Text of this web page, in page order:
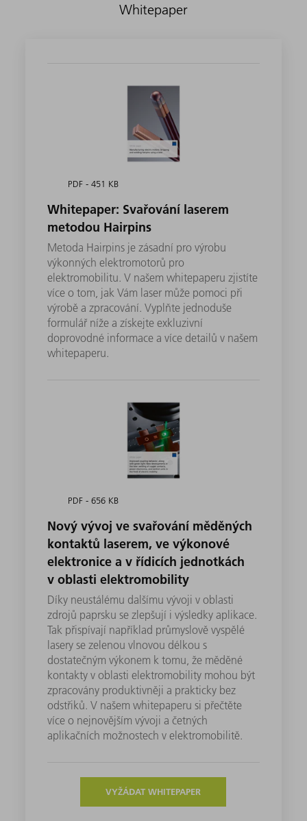
Whitepaper
PDF - 451 KB
Whitepaper: Svařování laserem
metodou Hairpins
Metoda Hairpins je zásadní pro výrobu
výkonných elektromotorů pro
elektromobilitu. V našem whitepaperu zjistíte
více o tom, jak Vám laser může pomoci při
výrobě a zpracování. Vyplňte jednoduše
formulář níže a získejte exkluzivní
doprovodné informace a více detailů v našem
whitepaperu.
PDF - 656 KB
Nový vývoj ve svařování měděných
kontaktů laserem, ve výkonové
elektronice a v řídicích jednotkách
v oblasti elektromobility
Díky neustálému dalšímu vývoji v oblasti
zdrojů paprsku se zlepšují i výsledky aplikace.
Tak přispívají například průmyslově vyspělé
lasery se zelenou vlnovou délkou s
dostatečným výkonem k tomu, že měděné
kontakty v oblasti elektromobility mohou být
zpracovány produktivněji a prakticky bez
odstřiků. V našem whitepaperu si přečtěte
více o nejnovějším vývoji a četných
aplikačních možnostech v elektromobilitě.
VYŽÁDAT WHITEPAPER